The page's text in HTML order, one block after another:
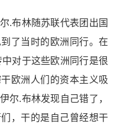
.布林随苏联代表团出国
了当时的欧洲同行。在
对于这些欧洲同行是很
欧洲人们的资本主义吸
尔.布林发现自己错了，
，干的是自己曾经想干